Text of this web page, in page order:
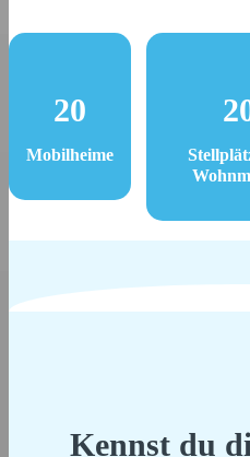
20
Mobilheime
Kennst du